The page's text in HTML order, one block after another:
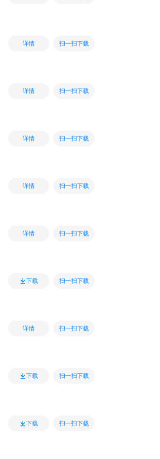
详情 扫一扫下载
详情 扫一扫下载
详情 扫一扫下载
详情 扫一扫下载
详情 扫一扫下载
下载 扫一扫下载
详情 扫一扫下载
下载 扫一扫下载
下载 扫一扫下载